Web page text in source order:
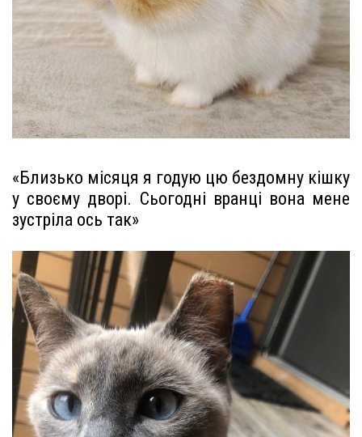
«Близько місяця я годую цю бездомну кішку
у своєму дворі. Сьогодні вранці вона мене
зустріла ось так»